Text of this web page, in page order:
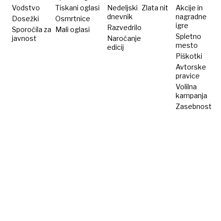
Vodstvo
Dosežki
Sporočila za
javnost
Tiskani oglasi
Osmrtnice
Mali oglasi
Nedeljski
dnevnik
Razvedrilo
Naročanje
edicij
Zlata nit
Akcije in
nagradne
igre
Spletno
mesto
Piškotki
Avtorske
pravice
Volilna
kampanja
Zasebnost